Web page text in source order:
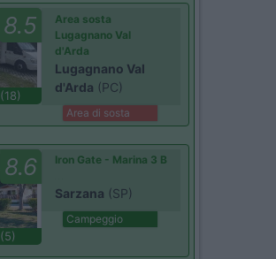
8.5
(18)
Area sosta
Lugagnano Val
d'Arda
Lugagnano Val
d'Arda (PC)
Area di sosta
8.6
(5)
Iron Gate - Marina 3 B
Sarzana (SP)
Campeggio